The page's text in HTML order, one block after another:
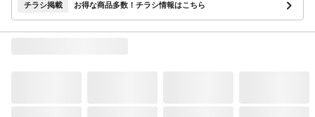
チラシ掲載 お得な商品多数！チラシ情報はこちら